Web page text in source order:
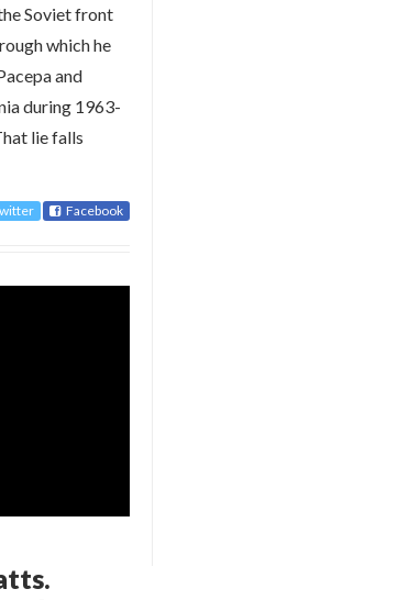
Soviet front
which he
and
during 1963-
lie falls
Facebook